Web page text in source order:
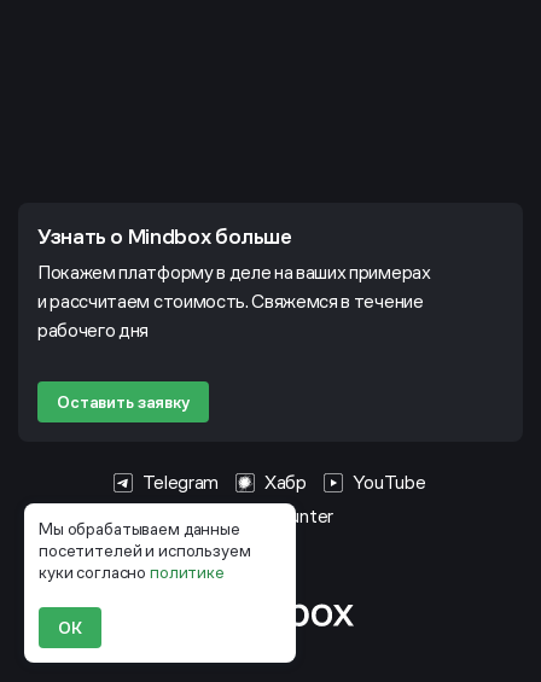
Мы обрабатываем данные
посетителей и используем
куки согласнополитике
ОК
Узнать о Mindbox больше
Покажем платформу в деле на ваших примерах
и рассчитаем стоимость. Свяжемся в течение
рабочего дня
Оставить заявку
Telegram Хабр
YouTube
HeadHunter